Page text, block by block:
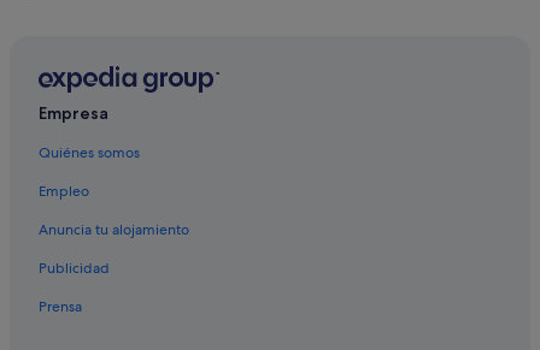
Barcelo hoteles en Cancún
Puerto Cancún hoteles
Palladium hoteles en Cancún
Hoteles para familias en Cancún
Hoteles de 5 estrellas en Cancún
Empresa
Quiénes somos
Empleo
Anuncia tu alojamiento
Publicidad
Prensa